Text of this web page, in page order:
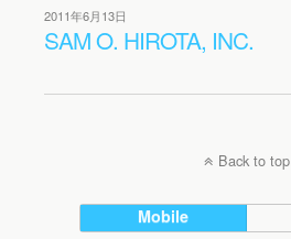
2011年6月13日
SAM O. HIROTA, INC.
Back to top
Mobile